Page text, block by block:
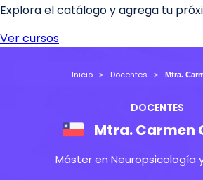
Inicio Docentes Mtra.
DOCENTES
Mtra. Carmen
Máster en Neuropsicología